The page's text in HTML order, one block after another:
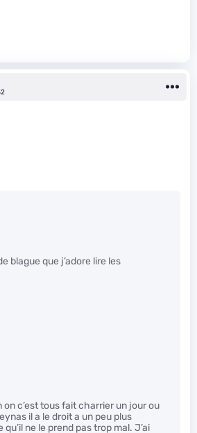
blague que j’adore lire les
on c’est tous fait charrier un jour ou
il a le droit a un peu plus
qu’il ne le prend pas trop mal. J’ai